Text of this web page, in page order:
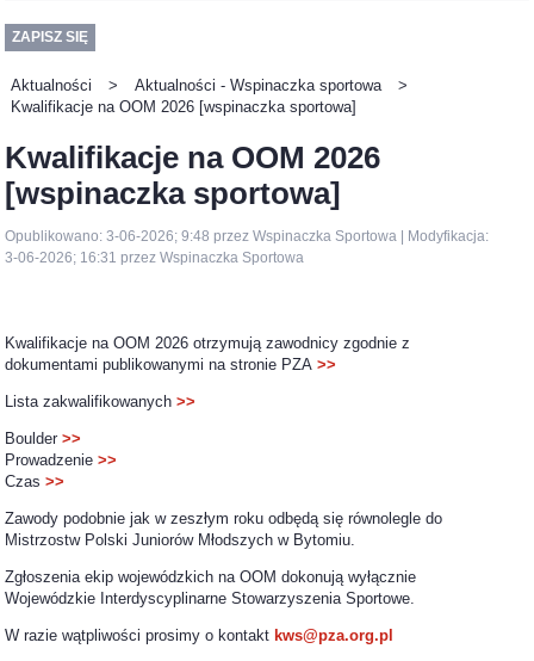
Aktualności > Aktualności - Wspinaczka sportowa
>
Kwalifikacje na OOM 2026 [wspinaczka sportowa]
Kwalifikacje na OOM 2026
[wspinaczka sportowa]
Opublikowano: 3-06-2026; 9:48 przez Wspinaczka Sportowa | Modyfikacja:
3-06-2026; 16:31 przez Wspinaczka Sportowa
Kwalifikacje na OOM 2026 otrzymują zawodnicy zgodnie z
dokumentami publikowanymi na stronie PZA>>
Lista zakwalifikowanych>>
Boulder>>
Prowadzenie>>
Czas>>
Zawody podobnie jak w zeszłym roku odbędą się równolegle do
Mistrzostw Polski Juniorów Młodszych w Bytomiu.
Zgłoszenia ekip wojewódzkich na OOM dokonują wyłącznie
Wojewódzkie Interdyscyplinarne Stowarzyszenia Sportowe.
W razie wątpliwości prosimy o kontakt kws@pza.org.pl